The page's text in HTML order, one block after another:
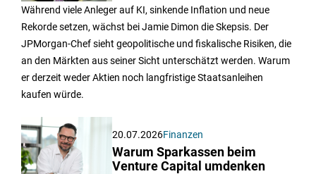
Während viele Anleger auf KI, sinkende Inflation und neue
Rekorde setzen, wächst bei Jamie Dimon die Skepsis. Der
JPMorgan-Chef sieht geopolitische und fiskalische Risiken, die
an den Märkten aus seiner Sicht unterschätzt werden. Warum
er derzeit weder Aktien noch langfristige Staatsanleihen
kaufen würde.
20.07.2026Finanzen
Warum Sparkassen beim
Venture Capital umdenken